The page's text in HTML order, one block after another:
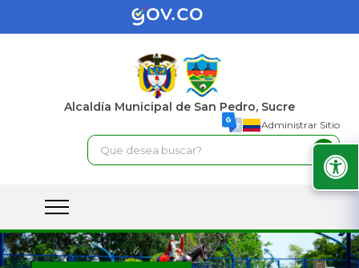
Alcaldía Municipal de San Pedro, Sucre
Administrar Sitio